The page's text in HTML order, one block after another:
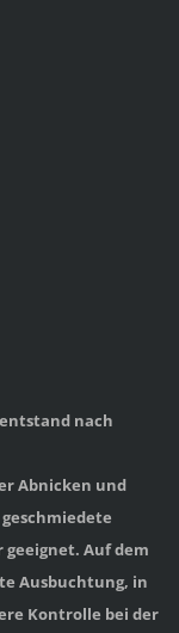
nach
Abnicken und
geeignet. Auf dem
Ausbuchtung, in
Kontrolle bei der